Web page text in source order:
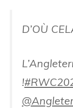
D’OÙ
!